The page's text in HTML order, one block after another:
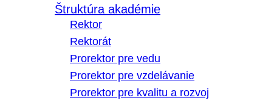
Štruktúra akadémie
Rektor
Rektorát
Prorektor pre vedu
Prorektor pre vzdelávanie
Prorektor pre kvalitu a rozvoj